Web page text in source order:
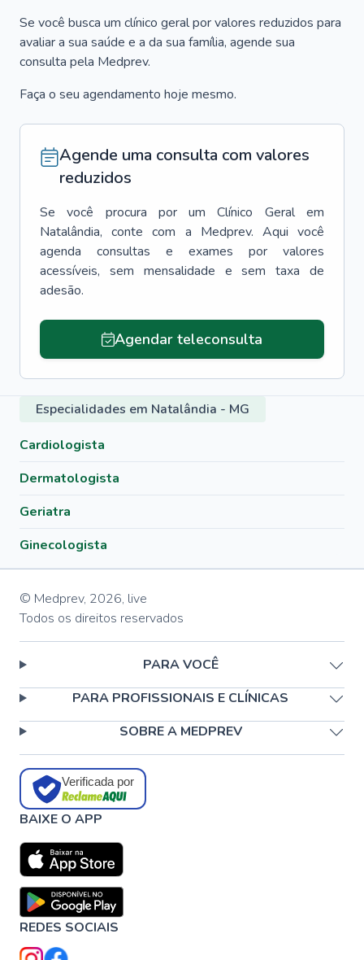
Se você busca um clínico geral por valores reduzidos para
avaliar a sua saúde e a da sua família, agende sua
consulta pela Medprev.
Faça o seu agendamento hoje mesmo.
Agende uma consulta com valores
reduzidos
Se você procura por um Clínico Geral
em
Natalândia, conte com a Medprev. Aqui você
agenda consultas e exames por valores
acessíveis, sem mensalidade e sem taxa de
adesão.
Agendar teleconsulta
Especialidades em Natalândia - MG
Cardiologista
Dermatologista
Geriatra
Ginecologista
© Medprev, 2026, live
Todos os direitos reservados
PARA VOCÊ
PARA PROFISSIONAIS E CLÍNICAS
SOBRE A MEDPREV
Verificada por
BAIXE O APP
REDES SOCIAIS